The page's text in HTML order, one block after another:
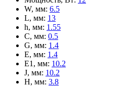
W, мм: 6.5
L, мм: 13
h, мм: 1.55
C, мм: 0.5
G, мм: 1.4
E, мм: 1.4
E1, мм: 10.2
J, мм: 10.2
H, мм: 3.8